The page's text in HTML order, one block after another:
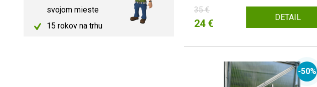
svojom mieste
15 rokov na trhu
35 €
24 € DETAIL
-50%